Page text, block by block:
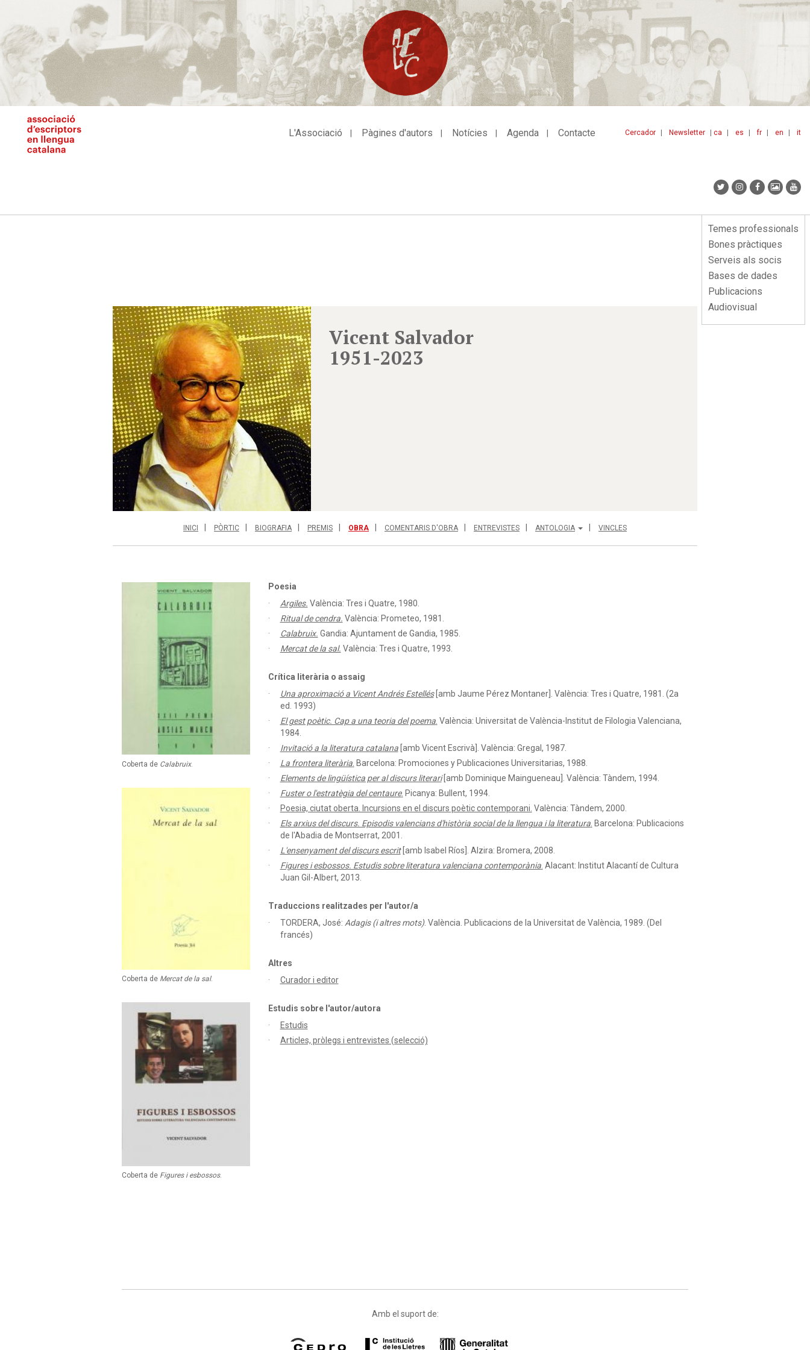
contingut
ca es fr en it
Cercador Newsletter
L'Associació Pàgines d'autors Notícies Agenda Contacte
Menu
lateral
Temes professionals
Bones pràctiques
Serveis als socis
Bases de dades
Publicacions
Audiovisual
Vicent Salvador
1951-2023
INICI PÒRTIC BIOGRAFIA PREMIS OBRA COMENTARIS D'OBRA ENTREVISTES ANTOLOGIA VINCLES
Coberta de Calabruix.
Coberta de Mercat de la sal.
Coberta de Figures i esbossos.
Poesia
Argiles. València: Tres i Quatre, 1980.
Ritual de cendra. València: Prometeo, 1981.
Calabruix. Gandia: Ajuntament de Gandia, 1985.
Mercat de la sal. València: Tres i Quatre, 1993.
Crítica literària o assaig
Una aproximació a Vicent Andrés Estellés [amb Jaume Pérez Montaner]. València: Tres i Quatre, 1981. (2a
ed. 1993)
El gest poètic. Cap a una teoria del poema. València: Universitat de València-Institut de Filologia Valenciana,
1984.
Invitació a la literatura catalana [amb Vicent Escrivà]. València: Gregal, 1987.
La frontera literària. Barcelona: Promociones y Publicaciones Universitarias, 1988.
Elements de lingüística per al discurs literari [amb Dominique Maingueneau]. València: Tàndem, 1994.
Fuster o l'estratègia del centaure. Picanya: Bullent, 1994.
Poesia, ciutat oberta. Incursions en el discurs poètic contemporani. València: Tàndem, 2000.
Els arxius del discurs. Episodis valencians d'història social de la llengua i la literatura. Barcelona: Publicacions
de l'Abadia de Montserrat, 2001.
L'ensenyament del discurs escrit [amb Isabel Ríos]. Alzira: Bromera, 2008.
Figures i esbossos. Estudis sobre literatura valenciana contemporània. Alacant: Institut Alacantí de Cultura
Juan Gil-Albert, 2013.
Traduccions realitzades per l'autor/a
TORDERA, José: Adagis (i altres mots). València. Publicacions de la Universitat de València, 1989. (Del
francés)
Altres
Curador i editor
Estudis sobre l'autor/autora
Estudis
Articles, pròlegs i entrevistes (selecció)
Amb el suport de: